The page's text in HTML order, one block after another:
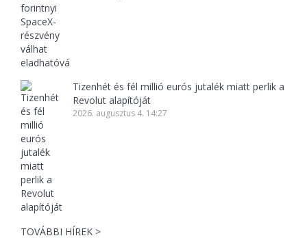
Tizenhét és fél millió eurós jutalék miatt perlik a
Revolut alapítóját
2026. augusztus 4. 14:27
TOVÁBBI HÍREK >